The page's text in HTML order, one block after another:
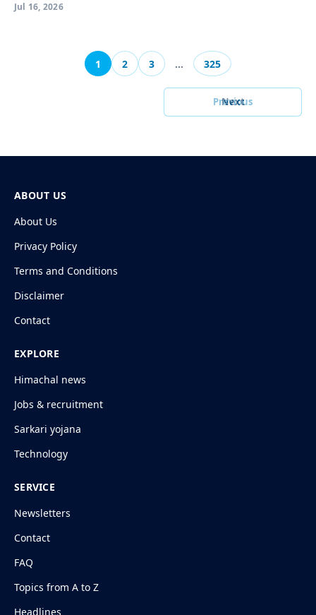
Jul 16, 2026
Previous
1 2 3 … 325
Next
ABOUT US
About Us
Privacy Policy
Terms and Conditions
Disclaimer
Contact
EXPLORE
Himachal news
Jobs & recruitment
Sarkari yojana
Technology
SERVICE
Newsletters
Contact
FAQ
Topics from A to Z
Headlines